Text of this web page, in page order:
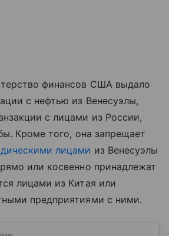
финансов США выдало
с нефтью из Венесуэлы,
с лицами из России,
Кроме того, она запрещает
лицами из Венесуэлы
или косвенно принадлежат
лицами из Китая или
предприятиями с ними.